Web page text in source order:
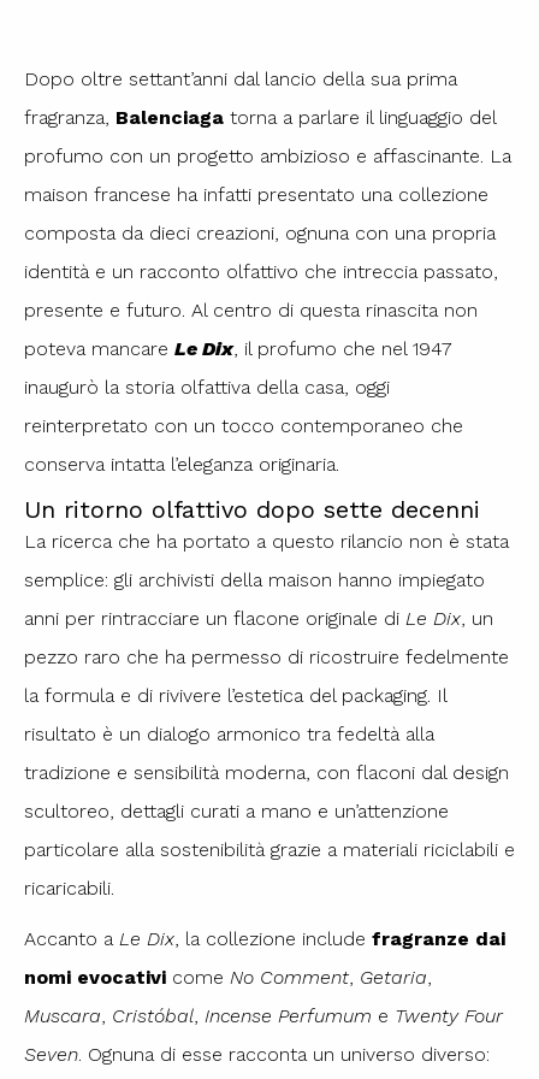
Dopo oltre settant’anni dal lancio della sua prima
fragranza, Balenciaga torna a parlare il linguaggio del
profumo con un progetto ambizioso e affascinante. La
maison francese ha infatti presentato una collezione
composta da dieci creazioni, ognuna con una propria
identità e un racconto olfattivo che intreccia passato,
presente e futuro. Al centro di questa rinascita non
poteva mancare Le Dix, il profumo che nel 1947
inaugurò la storia olfattiva della casa, oggi
reinterpretato con un tocco contemporaneo che
conserva intatta l’eleganza originaria.
Un ritorno olfattivo dopo sette decenni
La ricerca che ha portato a questo rilancio non è stata
semplice: gli archivisti della maison hanno impiegato
anni per rintracciare un flacone originale di Le Dix, un
pezzo raro che ha permesso di ricostruire fedelmente
la formula e di rivivere l’estetica del packaging. Il
risultato è un dialogo armonico tra fedeltà alla
tradizione e sensibilità moderna, con flaconi dal design
scultoreo, dettagli curati a mano e un’attenzione
particolare alla sostenibilità grazie a materiali riciclabili e
ricaricabili.
Accanto a Le Dix, la collezione include fragranze dai
nomi evocativi come No Comment, Getaria,
Muscara, Cristóbal, Incense Perfumum e Twenty Four
Seven. Ognuna di esse racconta un universo diverso: